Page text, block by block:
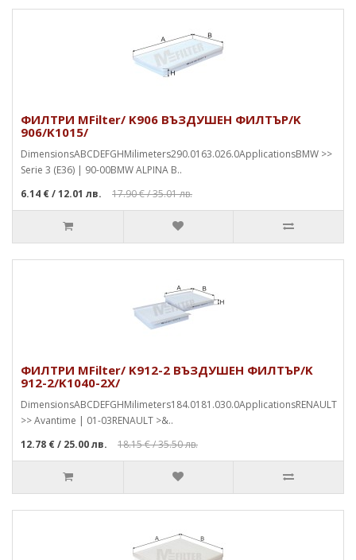
ФИЛТРИ MFilter/ K906 ВЪЗДУШЕН ФИЛТЪР/K
906/K1015/
DimensionsABCDEFGHMilimeters290.0163.026.0ApplicationsBMW >>
Serie 3 (E36) | 90-00BMW ALPINA B..
6.14 €/ 12.01 лв. 17.90 €/ 35.01 лв.
ФИЛТРИ MFilter/ K912-2 ВЪЗДУШЕН ФИЛТЪР/K
912-2/K1040-2X/
DimensionsABCDEFGHMilimeters184.0181.030.0ApplicationsRENAULT
>> Avantime | 01-03RENAULT >&..
12.78 €/ 25.00 лв. 18.15 €/ 35.50 лв.